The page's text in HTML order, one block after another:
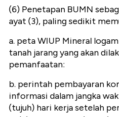
(6) Penetapan BUMN
ayat (3), paling sedikit
a. peta WIUP Mineral
tanah jarang yang akan
pemanfaatan:
b. perintah pembayaran
informasi dalam jangka
(tujuh) hari kerja setelah